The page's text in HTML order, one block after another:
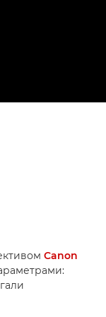
Canon